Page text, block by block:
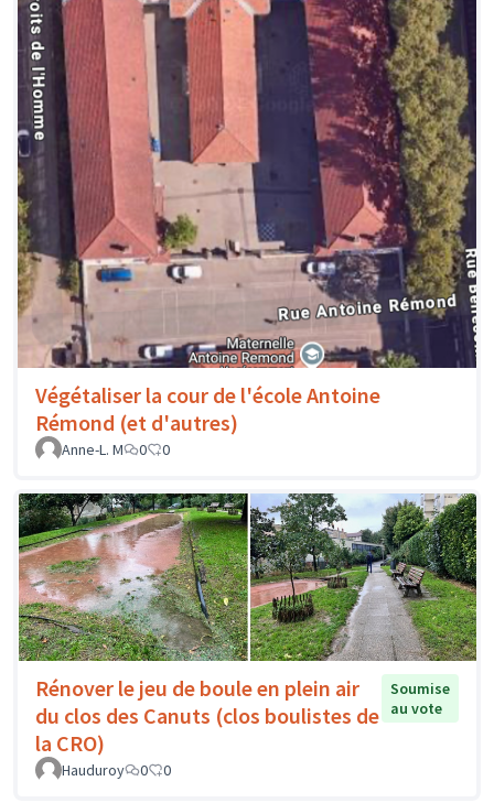
Végétaliser la cour de l'école Antoine
Rémond (et d'autres)
Anne-L. M 0 0
Rénover le jeu de boule en plein air
du clos des Canuts (clos boulistes de
la CRO)
Soumise
au vote
Hauduroy 0 0